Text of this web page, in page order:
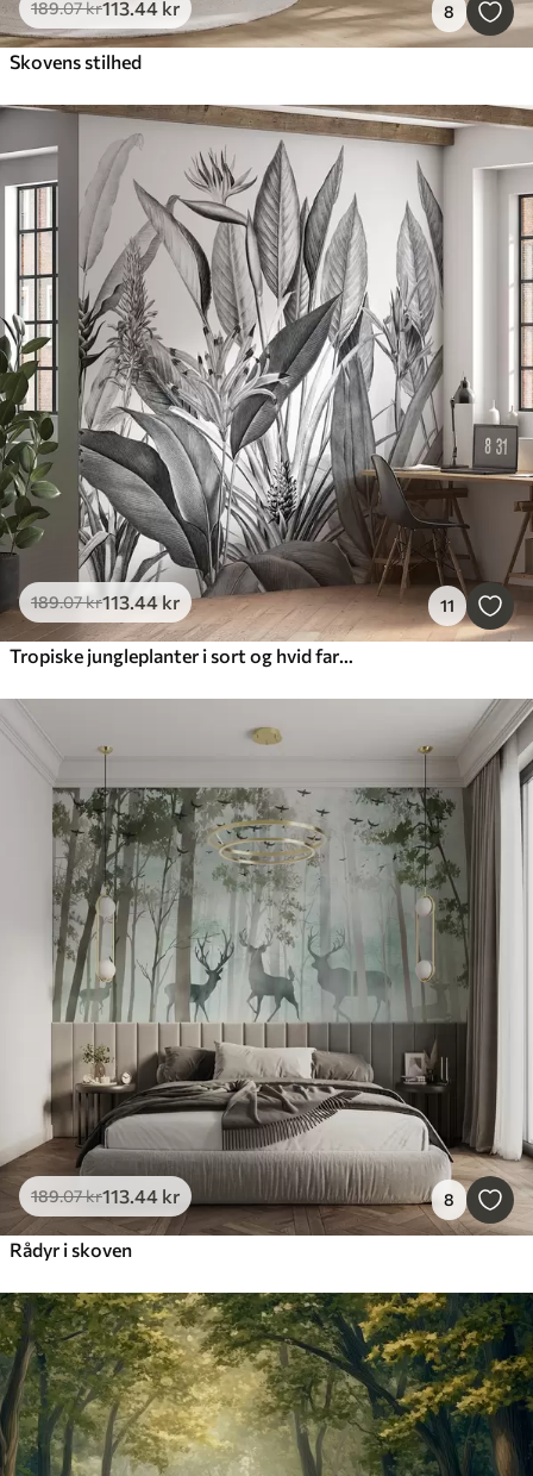
189.07kr113.44 kr 8
Skovens stilhed
189.07kr113.44 kr 11
Tropiske jungleplanter i sort og hvid farve
189.07kr113.44 kr 8
Rådyr i skoven